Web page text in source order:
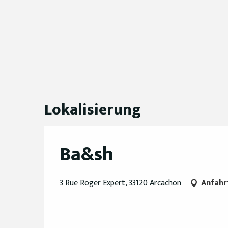
Lokalisierung
Ba&sh
3 Rue Roger Expert, 33120 Arcachon